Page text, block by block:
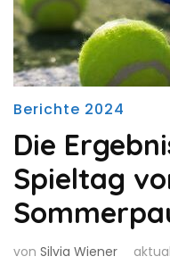
Berichte 2024
Die
Spieltag
von Silvia Wiener